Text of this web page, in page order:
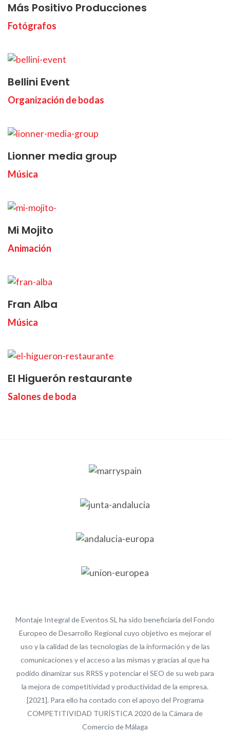
Más Positivo Producciones
Fotógrafos
Bellini Event
Organización de bodas
Lionner media group
Música
Mi Mojito
Animación
Fran Alba
Música
El Higuerón restaurante
Salones de boda
Montaje Integral de Eventos SL ha sido beneficiaria del Fondo
Europeo de Desarrollo Regional cuyo objetivo es mejorar el
uso y la calidad de las tecnologías de la información y de las
comunicaciones y el acceso a las mismas y gracias al que ha
podido dinamizar sus RRSS y potenciar el SEO de su web para
la mejora de competitividad y productividad de la empresa.
[2021]. Para ello ha contado con el apoyo del Programa
COMPETITIVIDAD TURÍSTICA 2020 de la Cámara de
Comercio de Málaga